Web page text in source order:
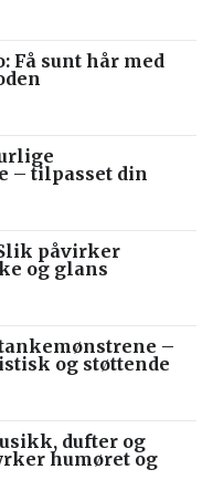
Få sunt hår med
– tilpasset din
påvirker
og glans
–
og støttende
dufter og
humøret og